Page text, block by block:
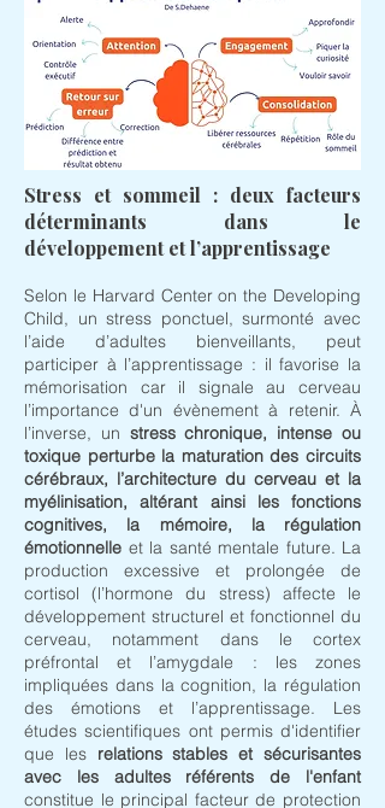
Stress et sommeil : deux facteurs
déterminants dans le
développement et l’apprentissage
Selon le Harvard Center on the Developing
Child, un stress ponctuel, surmonté avec
l’aide d’adultes bienveillants, peut
participer à l’apprentissage : il favorise la
mémorisation car il signale au cerveau
l’importance d'un évènement à retenir. À
l’inverse, un stress chronique, intense ou
toxique perturbe la maturation des circuits
cérébraux, l’architecture du cerveau et la
myélinisation, altérant ainsi les fonctions
cognitives, la mémoire, la régulation
émotionnelle et la santé mentale future. La
production excessive et prolongée de
cortisol (l’hormone du stress) affecte le
développement structurel et fonctionnel du
cerveau, notamment dans le cortex
préfrontal et l’amygdale : les zones
impliquées dans la cognition, la régulation
des émotions et l’apprentissage. Les
études scientifiques ont permis d'identifier
que les relations stables et sécurisantes
avec les adultes référents de l'enfant
constitue le principal facteur de protection